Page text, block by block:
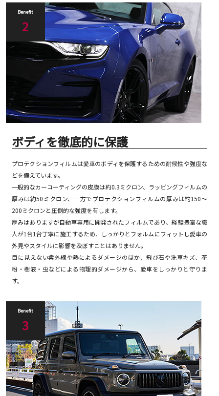
Benefit
2
ボディを徹底的に保護
プロテクションフィルムは愛車のボディを保護するための耐候性や強度な
どを備えています。
一般的なカーコーティングの皮膜は約0.3ミクロン、ラッピングフィルムの
厚みは約50ミクロン、一方でプロテクションフィルムの厚みは約150～
200ミクロンと圧倒的な強度を有します。
厚みはありますが自動車専用に開発されたフィルムであり、経験豊富な職
人が1台1台丁寧に施工するため、しっかりとフォルムにフィットし愛車の
外見やスタイルに影響を及ぼすことはありません。
目に見えない紫外線や熱によるダメージのほか、飛び石や洗車キズ、花
粉・樹液・虫などによる物理的ダメージから、愛車をしっかりと守りま
す。
Benefit
3